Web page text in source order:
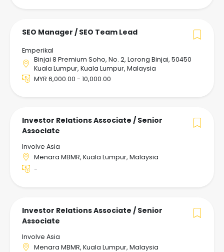
SEO Manager / SEO Team Lead
Emperikal
Binjai 8 Premium Soho, No. 2, Lorong Binjai, 50450
Kuala Lumpur, Kuala Lumpur, Malaysia
MYR 6,000.00 - 10,000.00
Investor Relations Associate / Senior
Associate
Involve Asia
Menara MBMR, Kuala Lumpur, Malaysia
-
Investor Relations Associate / Senior
Associate
Involve Asia
Menara MBMR, Kuala Lumpur, Malaysia